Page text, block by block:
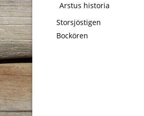
Arstus historia
Storsjöstigen
Bockören